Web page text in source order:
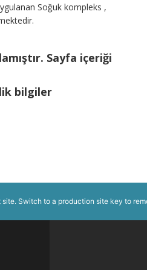
Soğuk kompleks ,
Sayfa içeriği
bilgiler
Switch to a production site key to